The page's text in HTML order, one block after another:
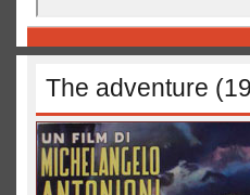
The adventure